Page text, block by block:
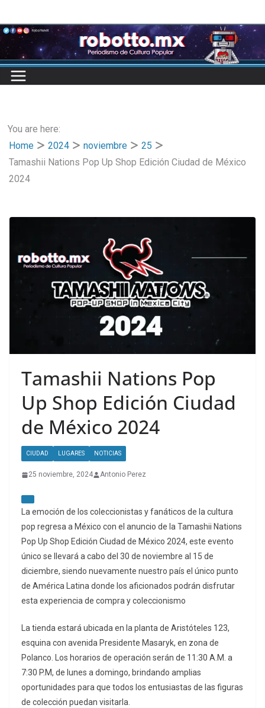
to
content
You are here:
Home
2024 noviembre
25
Tamashii Nations Pop Up Shop Edición Ciudad de México
2024
Tamashii Nations Pop
Up Shop Edición Ciudad
de México 2024
CIUDAD LUGARES NOTICIAS
25 noviembre, 2024 Antonio Perez
La emoción de los coleccionistas y fanáticos de la cultura
pop regresa a México con el anuncio de la Tamashii Nations
Pop Up Shop Edición Ciudad de México 2024, este evento
único se llevará a cabo del 30 de noviembre al 15 de
diciembre, siendo nuevamente nuestro país el único punto
de América Latina donde los aficionados podrán disfrutar
esta experiencia de compra y coleccionismo
La tienda estará ubicada en la planta de Aristóteles 123,
esquina con avenida Presidente Masaryk, en zona de
Polanco. Los horarios de operación serán de 11:30 A.M. a
7:30 P.M, de lunes a domingo, brindando amplias
oportunidades para que todos los entusiastas de las figuras
de colección puedan visitarla.